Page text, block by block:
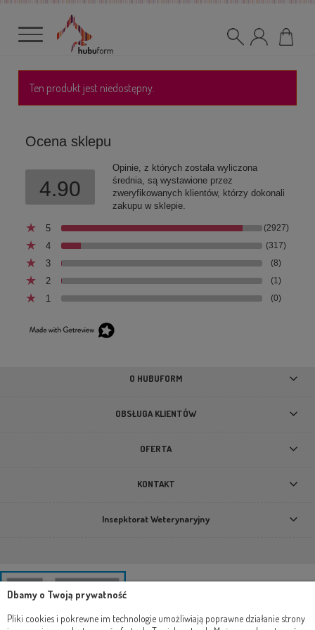
Ten produkt jest niedostępny.
Ocena sklepu
4.90
Opinie, z których została wyliczona
średnia, są wystawione przez
zweryfikowanych klientów, którzy dokonali
zakupu w sklepie.
5 (2927)
4 (317)
3 (8)
2 (1)
1 (0)
O HUBUFORM
OBSŁUGA KLIENTÓW
OFERTA
KONTAKT
Insepktorat Weterynaryjny
Dbamy o Twoją prywatność
Pliki cookies i pokrewne im technologie umożliwiają poprawne działanie strony